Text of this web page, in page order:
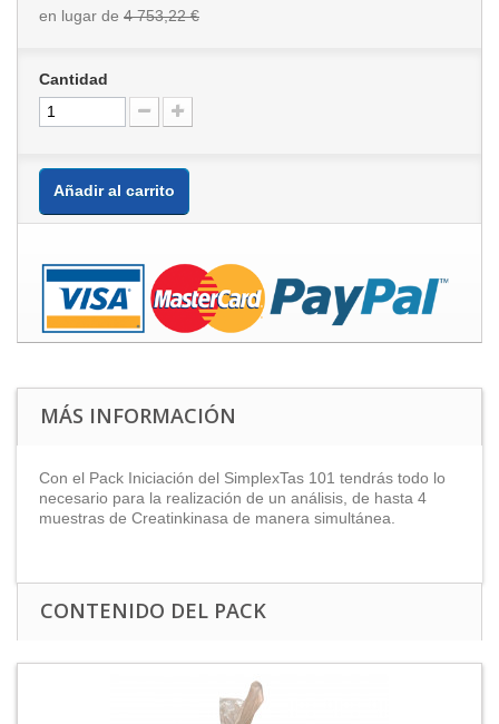
en lugar de 4 753,22 €
Cantidad
Añadir al carrito
MÁS INFORMACIÓN
Con el Pack Iniciación del SimplexTas 101 tendrás todo lo
necesario para la realización de un análisis, de hasta 4
muestras de Creatinkinasa de manera simultánea.
CONTENIDO DEL PACK